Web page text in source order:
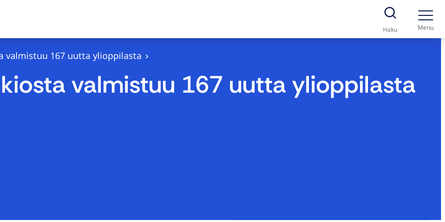
Haku Menu
valmistuu 167 uutta ylioppilasta
valmistuu 167 uutta ylioppilasta